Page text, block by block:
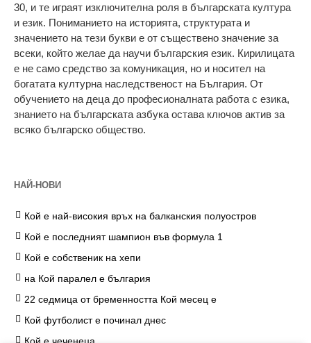
30, и те играят изключителна роля в българската култура
и език. Пониманието на историята, структурата и
значението на тези букви е от съществено значение за
всеки, който желае да научи българския език. Кирилицата
е не само средство за комуникация, но и носител на
богатата културна наследственост на България. От
обучението на деца до професионалната работа с езика,
знанието на българската азбука остава ключов актив за
всяко българско общество.
НАЙ-НОВИ
Кой е най-високия връх на балканския полуостров
Кой е последният шампион във формула 1
Кой е собственик на хепи
на Кой паралел е българия
22 седмица от бременността Кой месец е
Кой футболист е починал днес
Кой е чеченеца